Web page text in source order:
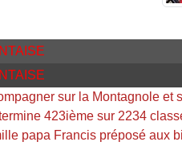
sur la Montagnole et
423ième sur 2234
papa Francis préposé aux